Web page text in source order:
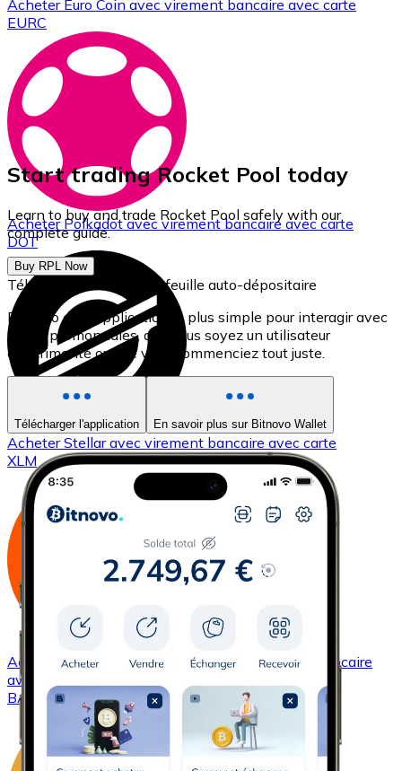
Acheter Euro Coin avec virement bancaire avec carte
EURC
Acheter Polkadotavec virement bancaire avec carte
DOT
AcheterStellaravec virement bancaire avec carte
XLM
AcheterBasic Attention Tokenavec virement bancaire
avec carte
BAT
Start trading Rocket Pool today
Learn to buy and trade Rocket Pool safely with our
complete guide.
Buy RPL Now
Téléchargez notre portefeuille auto-dépositaire
Bitnovo est l'application la plus simple pour interagir avec
les cryptomonnaies, que vous soyez un utilisateur
expérimenté ou que vous commenciez tout juste.
Télécharger l'application En savoir plus sur Bitnovo Wallet